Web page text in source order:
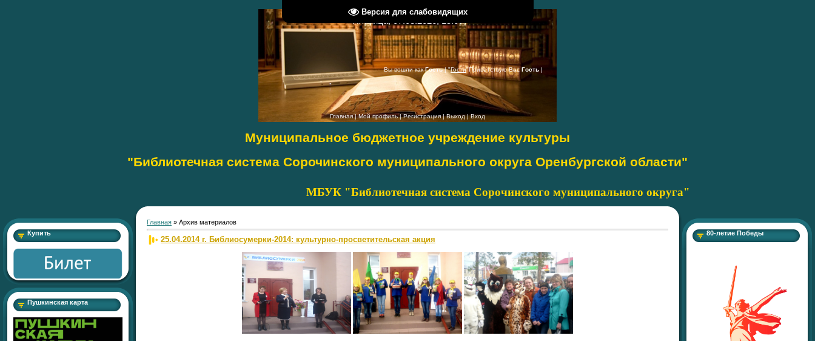
Версия для слабовидящих
Вы вошли как Гость|"Гости"Приветствую Вас Гость |
Главная|Мой профиль|Регистрация |Выход|Вход
Муниципальное бюджетное учреждение культуры
"Библиотечная система Сорочинского муниципального округа Оренбургской области"
МБУК "Библиотечная система Сорочинского муниципального округа"
Купить
Пушкинская карта
Главная » Архив материалов
25.04.2014 г. Библиосумерки-2014: культурно-просветительская акция
80-летие Победы